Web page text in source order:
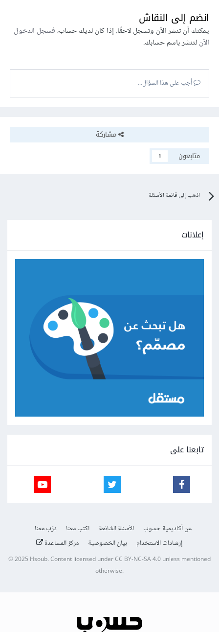
انضم إلى النقاش
يمكنك أن تنشر الآن وتسجل لاحقًا. إذا كان لديك حساب،فسجل الدخول
الآنلتنشر باسم حسابك.
أجب على هذا السؤال...
مشاركة
متابعون
1
اذهب إلى قائمة الأسئلة
إعلانات
تابعنا على
عن أكاديمية حسوب الأسئلة الشائعة اكتب معنا
درّب معنا
إرشادات الاستخدام
بيان الخصوصية مركز المساعدة
© 2025Hsoub.Content licensed underCC BY-NC-SA 4.0unless mentioned
otherwise.